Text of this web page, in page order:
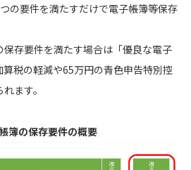
の要件を満たすだけで電子帳簿等保存
存要件を満たす場合は「優良な電子
税の軽減や65万円の青色申告特別控
ます。
簿の保存要件の概要